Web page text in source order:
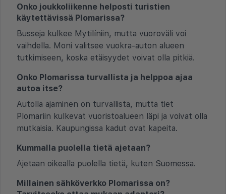
Onko joukkoliikenne helposti turistien
käytettävissä Plomarissa?
Busseja kulkee Mytilíniin, mutta vuoroväli voi
vaihdella. Moni valitsee vuokra-auton alueen
tutkimiseen, koska etäisyydet voivat olla pitkiä.
Onko Plomarissa turvallista ja helppoa ajaa
autoa itse?
Autolla ajaminen on turvallista, mutta tiet
Plomariin kulkevat vuoristoalueen läpi ja voivat olla
mutkaisia. Kaupungissa kadut ovat kapeita.
Kummalla puolella tietä ajetaan?
Ajetaan oikealla puolella tietä, kuten Suomessa.
Millainen sähköverkko Plomarissa on?